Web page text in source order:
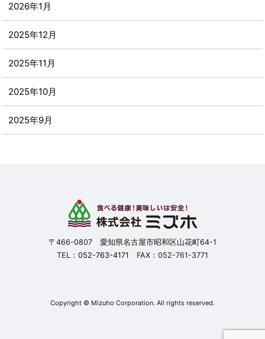
2026年1月
2025年12月
2025年11月
2025年10月
2025年9月
〒466-0807 愛知県名古屋市昭和区山花町64-1
TEL： 052-763-4171 FAX：052-761-3771
Copyright © Mizuho Corporation. All rights reserved.